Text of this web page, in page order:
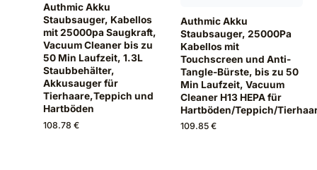
Authmic Akku
Staubsauger, Kabellos
mit 25000pa Saugkraft,
Vacuum Cleaner bis zu
50 Min Laufzeit, 1.3L
Staubbehälter,
Akkusauger für
Tierhaare,Teppich und
Hartböden
108.78 €
Authmic Akku
Staubsauger, 25000Pa
Kabellos mit
Touchscreen und Anti-
Tangle-Bürste, bis zu 50
Min Laufzeit, Vacuum
Cleaner H13 HEPA für
Hartböden/Teppich/
109.85 €